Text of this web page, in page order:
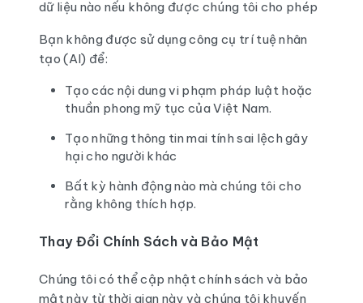
dữ liệu nào nếu không được chúng tôi cho phép
Bạn không được sử dụng công cụ trí tuệ nhân
tạo (AI) để:
Tạo các nội dung vi phạm pháp luật hoặc
thuần phong mỹ tục của Việt Nam.
Tạo những thông tin mai tính sai lệch gây
hại cho người khác
Bất kỳ hành động nào mà chúng tôi cho
rằng không thích hợp.
Thay Đổi Chính Sách và Bảo Mật
Chúng tôi có thể cập nhật chính sách và bảo
mật này từ thời gian này và chúng tôi khuyến